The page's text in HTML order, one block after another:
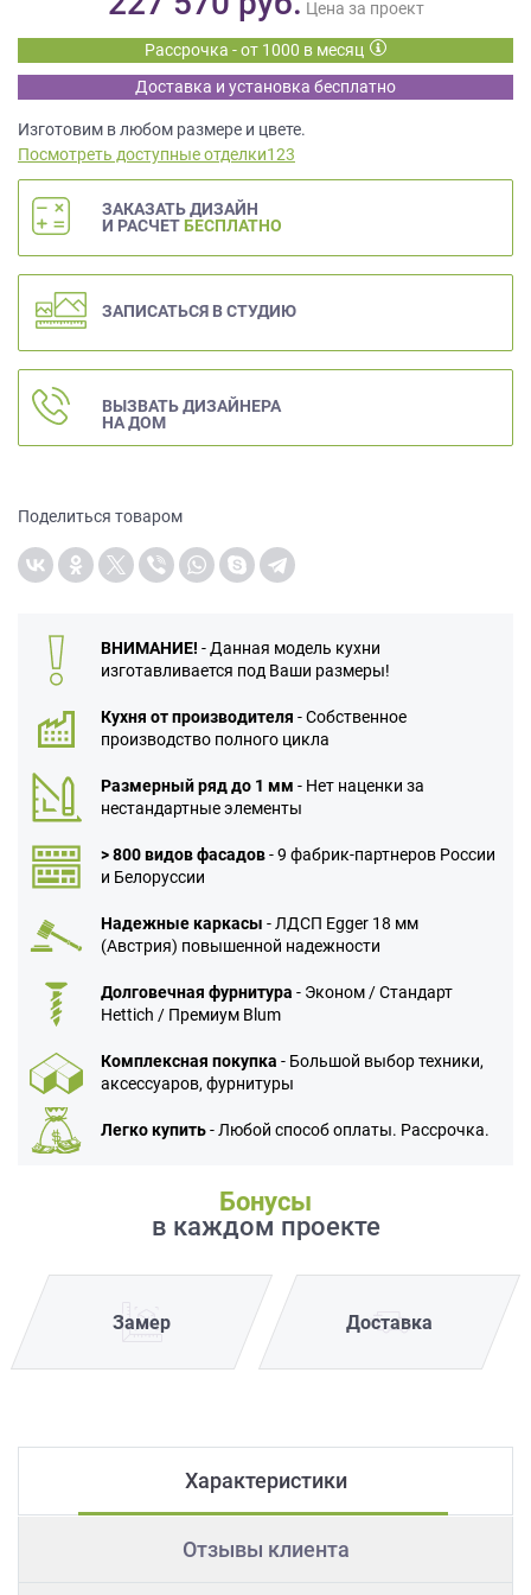
Цена за проект
Рассрочка - от 1000 в месяц
Доставка и установка бесплатно
Изготовим в любом размере и цвете.
Посмотреть доступные отделки123
ЗАКАЗАТЬ ДИЗАЙН
И РАСЧЕТ БЕСПЛАТНО
ЗАПИСАТЬСЯ В СТУДИЮ
ВЫЗВАТЬ ДИЗАЙНЕРА
НА ДОМ
Поделиться товаром
ВНИМАНИЕ! - Данная модель кухни
изготавливается под Ваши размеры!
Кухня от производителя - Собственное
производство полного цикла
Размерный ряд до 1 мм - Нет наценки за
нестандартные элементы
> 800 видов фасадов- 9 фабрик-партнеров России
и Белоруссии
Надежные каркасы - ЛДСП Egger 18 мм
(Австрия) повышенной надежности
Долговечная фурнитура - Эконом / Стандарт
Hettich / Премиум Blum
Комплексная покупка - Большой выбор техники,
аксессуаров, фурнитуры
Легко купить- Любой способ оплаты. Рассрочка.
Бонусы
в каждом проекте
Замер Доставка
Характеристики
Отзывы клиента